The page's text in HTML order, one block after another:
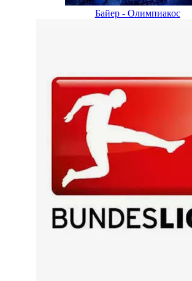
Байер - Олимпиакос